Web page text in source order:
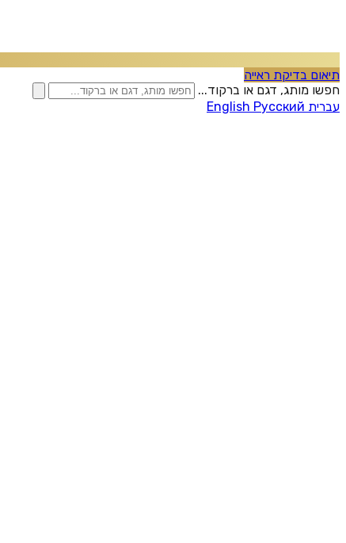
תיאום בדיקת ראייה
חפשו מותג, דגם או ברקוד...
עברית
English Русский